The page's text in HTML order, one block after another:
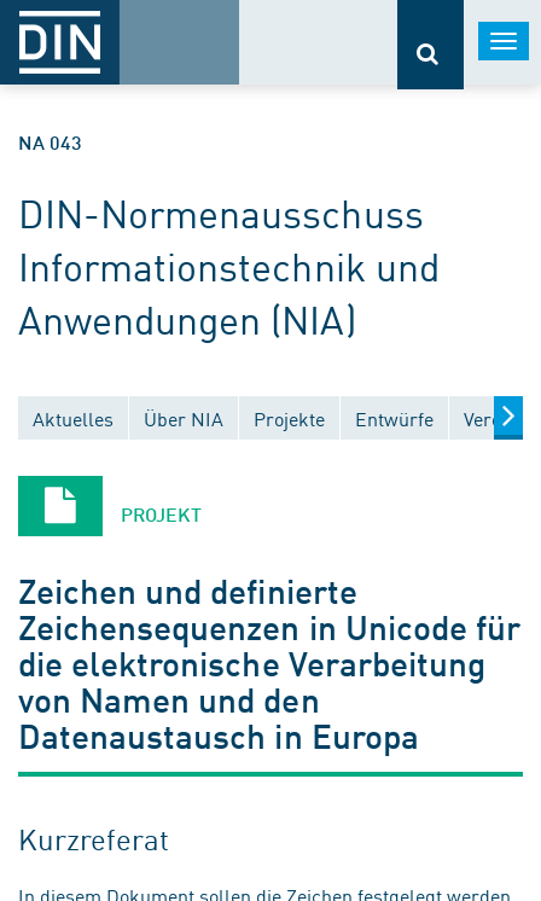
NA 043
DIN-Normenausschuss
Informationstechnik und
Anwendungen (NIA)
Aktuelles Über NIA Projekte Entwürfe
PROJEKT
Zeichen und definierte
Zeichensequenzen in Unicode für
die elektronische Verarbeitung
von Namen und den
Datenaustausch in Europa
Kurzreferat
In diesem Dokument sollen die Zeichen festgelegt werden,